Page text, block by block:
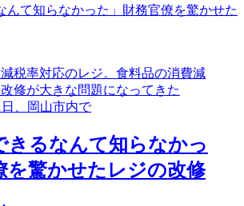
んて知らなかった」財務官僚を驚かせた
きるなんて知らなかっ
を驚かせたレジの改修